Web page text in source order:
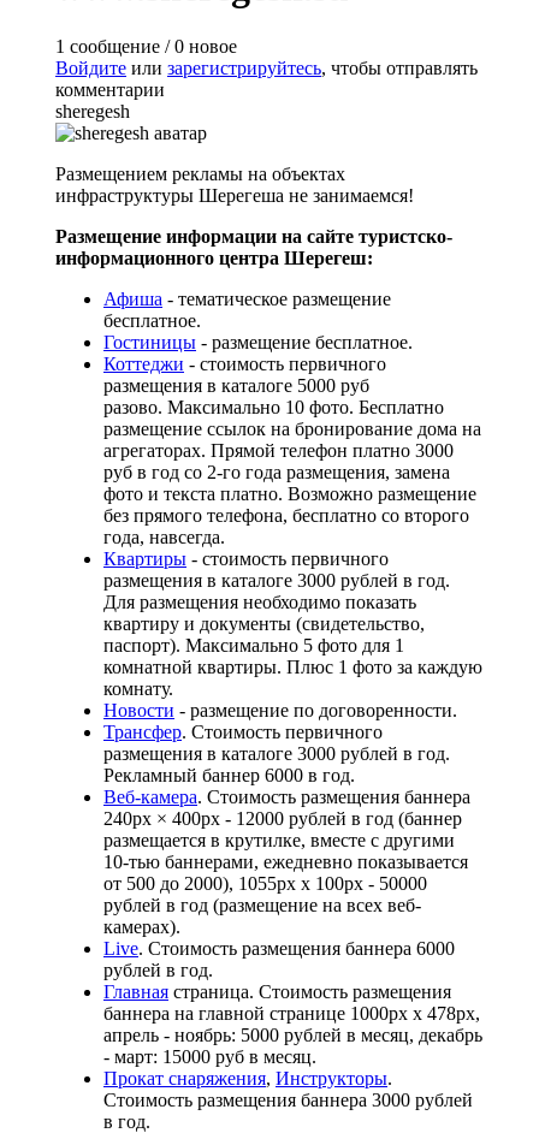
1 сообщение / 0 новое
Войдите или зарегистрируйтесь, чтобы отправлять
комментарии
sheregesh
Размещением рекламы на объектах
инфраструктуры Шерегеша не занимаемся!
Размещение информации на сайте туристско-
информационного центра Шерегеш:
Афиша - тематическое размещение
бесплатное.
Гостиницы - размещение бесплатное.
Коттеджи - стоимость первичного
размещения в каталоге 5000 руб
разово. Максимально 10 фото. Бесплатно
размещение ссылок на бронирование дома на
агрегаторах. Прямой телефон платно 3000
руб в год со 2-го года размещения, замена
фото и текста платно. Возможно размещение
без прямого телефона, бесплатно со второго
года, навсегда.
Квартиры - стоимость первичного
размещения в каталоге 3000 рублей в год.
Для размещения необходимо показать
квартиру и документы (свидетельство,
паспорт). Максимально 5 фото для 1
комнатной квартиры. Плюс 1 фото за каждую
комнату.
Новости - размещение по договоренности.
Трансфер. Стоимость первичного
размещения в каталоге 3000 рублей в год.
Рекламный баннер 6000 в год.
Веб-камера. Стоимость размещения баннера
240px × 400px - 12000 рублей в год (баннер
размещается в крутилке, вместе с другими
10-тью баннерами, ежедневно показывается
от 500 до 2000), 1055рх х 100рх - 50000
рублей в год (размещение на всех веб-
камерах).
Live. Стоимость размещения баннера 6000
рублей в год.
Главная страница. Стоимость размещения
баннера на главной странице 1000рх х 478рх,
апрель - ноябрь: 5000 рублей в месяц, декабрь
- март: 15000 руб в месяц.
Прокат снаряжения, Инструкторы.
Стоимость размещения баннера 3000 рублей
в год.